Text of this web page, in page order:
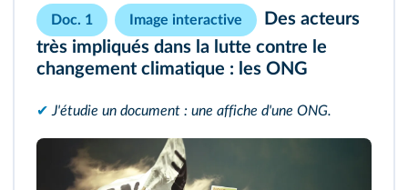
Doc. 1 Image interactive
Des acteurs
très impliqués dans la lutte contre le
changement climatique : les ONG
✔ J'étudie un document : une affiche d'une ONG.